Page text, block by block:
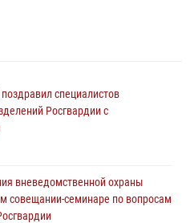
специалистов
Росгвардии с
вневедомственной охраны
совещании-семинаре по вопросам